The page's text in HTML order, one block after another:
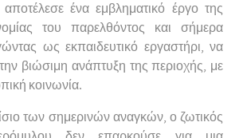
ένα εμβληματικό έργο της
του παρελθόντος και σήμερα
ως εκπαιδευτικό εργαστήρι, να
βιώσιμη ανάπτυξη της περιοχής, με
κοινωνία.
των σημερινών αναγκών, ο ζωτικός